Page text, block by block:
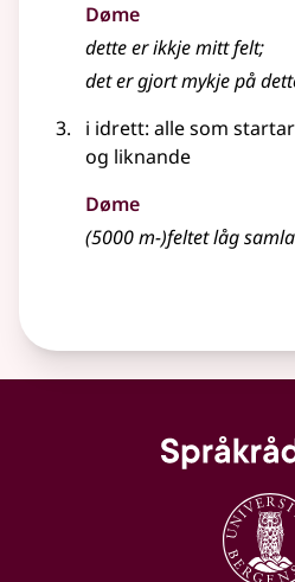
Døme
dette er ikkje mitt felt;
det er gjort mykje på
i idrett: alle som
og liknande
Døme
(5000 m-)feltet låg samla